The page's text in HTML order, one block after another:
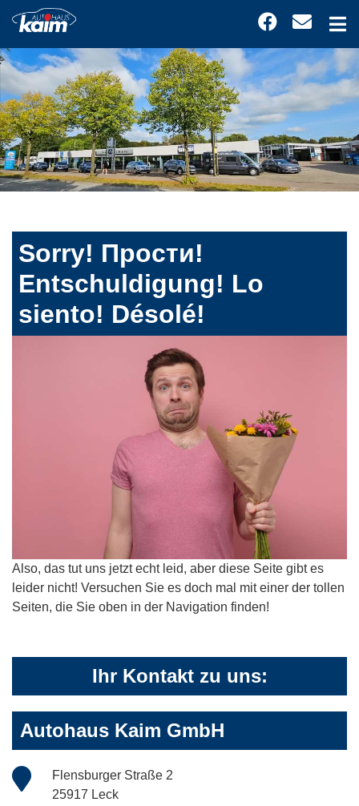
Sorry! Прости!
Entschuldigung! Lo
siento! Désolé!
Also, das tut uns jetzt echt leid, aber diese Seite gibt es
leider nicht! Versuchen Sie es doch mal mit einer der tollen
Seiten, die Sie oben in der Navigation finden!
Ihr Kontakt zu uns:
Autohaus Kaim GmbH
Flensburger Straße 2
25917 Leck